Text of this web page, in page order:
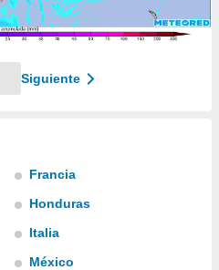
Siguiente
Francia
Honduras
Italia
México